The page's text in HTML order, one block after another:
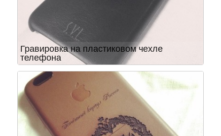
Гравировка на пластиковом чехле
телефона